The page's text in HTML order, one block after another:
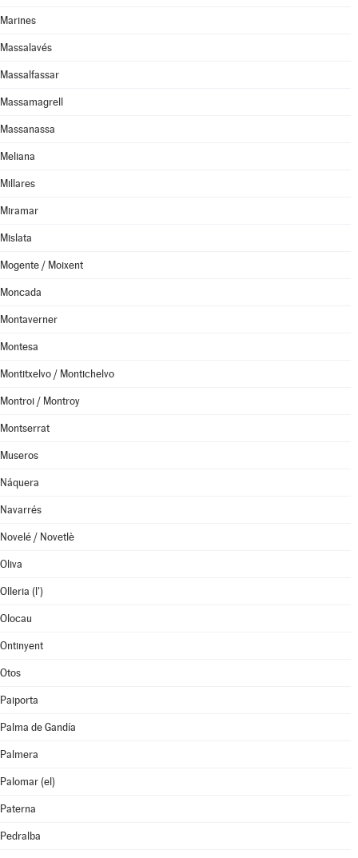
Marines
Massalavés
Massalfassar
Massamagrell
Massanassa
Meliana
Millares
Miramar
Mislata
Mogente / Moixent
Moncada
Montaverner
Montesa
Montitxelvo / Montichelvo
Montroi / Montroy
Montserrat
Museros
Náquera
Navarrés
Novelé / Novetlè
Oliva
Olleria (l')
Olocau
Ontinyent
Otos
Paiporta
Palma de Gandía
Palmera
Palomar (el)
Paterna
Pedralba